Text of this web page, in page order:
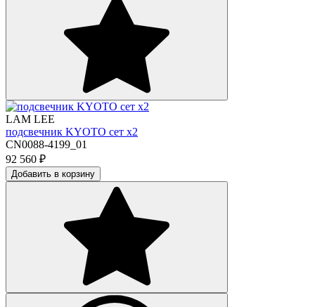
LAM LEE
подсвечник KYOTO сет х2
CN0088-4199_01
92 560 ₽
Добавить в корзину